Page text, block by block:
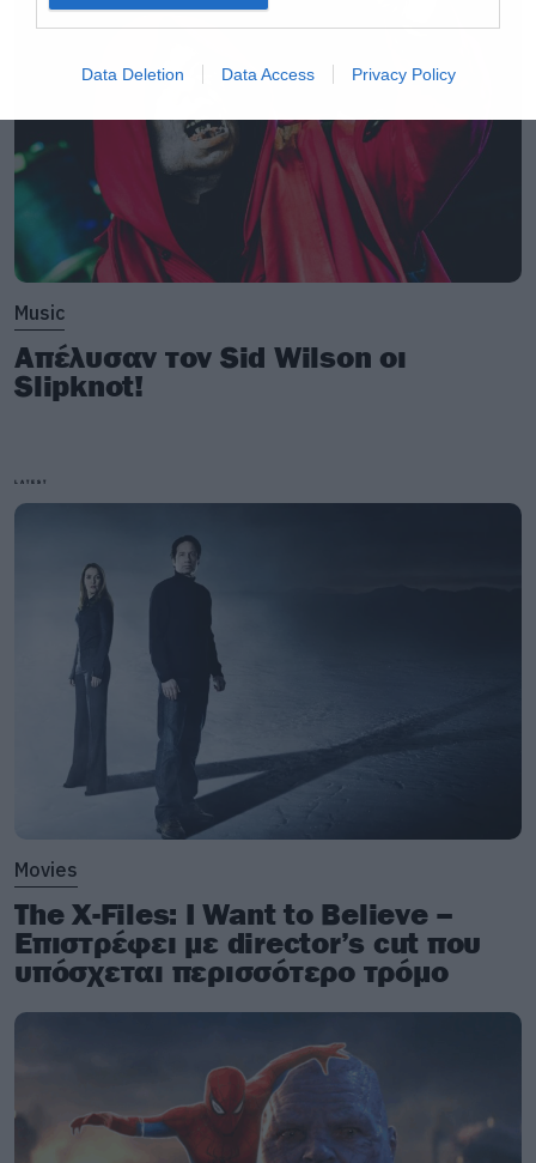
Data Deletion Data Access Privacy Policy
Music
Απέλυσαν τον Sid Wilson οι
Slipknot!
LATEST
Movies
The X-Files: I Want to Believe –
Επιστρέφει με director’s cut που
υπόσχεται περισσότερο τρόμο